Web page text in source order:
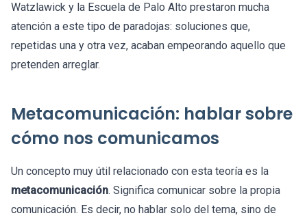
Watzlawick y la Escuela de Palo Alto prestaron mucha
atención a este tipo de paradojas: soluciones que,
repetidas una y otra vez, acaban empeorando aquello que
pretenden arreglar.
Metacomunicación: hablar sobre
cómo nos comunicamos
Un concepto muy útil relacionado con esta teoría es la
metacomunicación. Significa comunicar sobre la propia
comunicación. Es decir, no hablar solo del tema, sino de